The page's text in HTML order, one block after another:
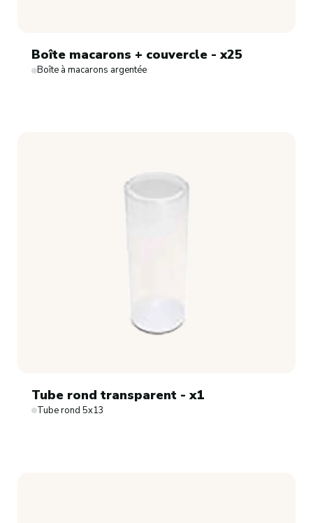
Boîte macarons + couvercle - x25
Boîte à macarons argentée
Tube rond transparent - x1
Tube rond 5x13